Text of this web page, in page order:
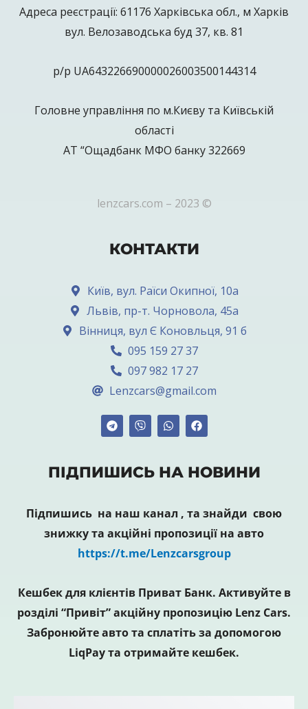
Адреса реєстрації: 61176 Харківська обл., м Харків
вул. Велозаводська буд 37, кв. 81
р/р UA643226690000026003500144314
Головне управління по м.Києву та Київській
області
АТ “Ощадбанк МФО банку 322669
lenzcars.com – 2023 ©
КОНТАКТИ
Київ, вул. Раїси Окипної, 10а
Львів, пр-т. Чорновола, 45а
Вінниця, вул Є Коновльця, 91 б
095 159 27 37
097 982 17 27
Lenzcars@gmail.com
ПІДПИШИСЬ НА НОВИНИ
Підпишись на наш канал , та знайди свою
знижку та акційні пропозиції на авто
https://t.me/Lenzcarsgroup
Кешбек для клієнтів Приват Банк. Активуйте в
розділі “Привіт” акційну пропозицію Lenz Cars.
Забронюйте авто та сплатіть за допомогою
LiqPay та отримайте кешбек.